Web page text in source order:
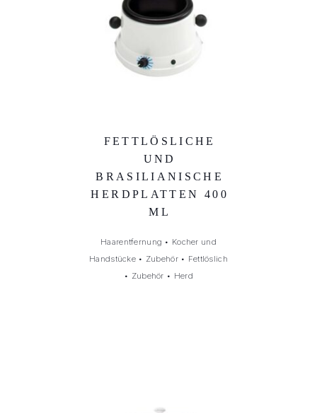
FETTLÖSLICHE
UND
BRASILIANISCHE
HERDPLATTEN 400
ML
Haarentfernung • Kocher und
Handstücke• Zubehör• Fettlöslich
• Zubehör • Herd